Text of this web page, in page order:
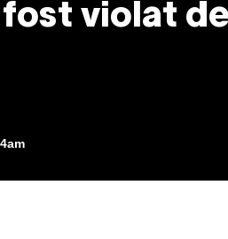
violat de